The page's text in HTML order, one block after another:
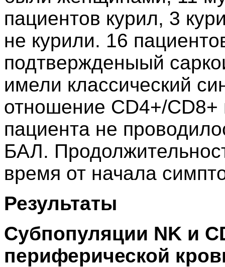
пациентов курил, 3
не курили. 16
подтвержденыый
имели классический
отношение CD4+/
пациента не
БАЛ.
время от начала
Результаты
Субпопуляции NK и
периферической